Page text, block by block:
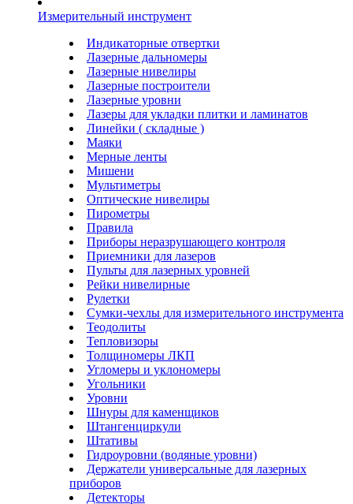
Измерительный инструмент
Индикаторные отвертки
Лазерные дальномеры
Лазерные нивелиры
Лазерные построители
Лазерные уровни
Лазеры для укладки плитки и ламинатов
Линейки ( складные )
Маяки
Мерные ленты
Мишени
Мультиметры
Оптические нивелиры
Пирометры
Правила
Приборы неразрушающего контроля
Приемники для лазеров
Пульты для лазерных уровней
Рейки нивелирные
Рулетки
Сумки-чехлы для измерительного инструмента
Теодолиты
Тепловизоры
Толщиномеры ЛКП
Угломеры и уклономеры
Угольники
Уровни
Шнуры для каменщиков
Штангенциркули
Штативы
Гидроуровни (водяные уровни)
Держатели универсальные для лазерных
приборов
Детекторы